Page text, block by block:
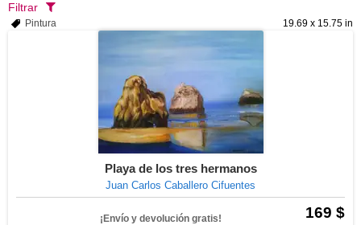
Filtrar
19.69 x 15.75 in
Pintura
Playa de los tres hermanos
Juan Carlos Caballero Cifuentes
169 $
¡Envío y devolución gratis!